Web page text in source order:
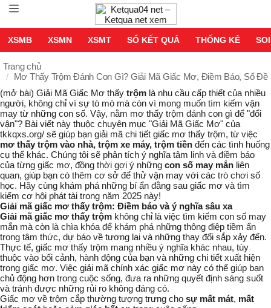
XSMB XSMN XSMT SỔ KẾT QUẢ THỐNG KÊ
Trang chủ
Mơ Thấy Trộm Đánh Con Gì? Giải Mã Giấc Mơ, Điềm Báo, Số Đề
(mở bài) Giải Mã Giấc Mơ thấy trộm là nhu cầu cấp thiết của nhiều
người, không chỉ vì sự tò mò mà còn vì mong muốn tìm kiếm vận
may từ những con số. Vậy, nằm mơ thấy trộm đánh con gì để "đổi
vận"? Bài viết này thuộc chuyên mục "Giải Mã Giấc Mơ" của
tkkqxs.org/ sẽ giúp bạn giải mã chi tiết giấc mơ thấy trộm, từ việc
mơ thấy trộm vào nhà, trộm xe máy, trộm tiền đến các tình huống
cụ thể khác. Chúng tôi sẽ phân tích ý nghĩa tâm linh và điềm báo
của từng giấc mơ, đồng thời gợi ý những con số may mắn liên
quan, giúp bạn có thêm cơ sở để thử vận may với các trò chơi số
học. Hãy cùng khám phá những bí ẩn đằng sau giấc mơ và tìm
kiếm cơ hội phát tài trong năm 2025 này!
Giải mã giấc mơ thấy trộm: Điềm báo và ý nghĩa sâu xa
Giải mã giấc mơ thấy trộm không chỉ là việc tìm kiếm con số may
mắn mà còn là chìa khóa để khám phá những thông điệp tiềm ẩn
trong tâm thức, dự báo về tương lai và những thay đổi sắp xảy đến.
Thực tế, giấc mơ thấy trộm mang nhiều ý nghĩa khác nhau, tùy
thuộc vào bối cảnh, hành động của bạn và những chi tiết xuất hiện
trong giấc mơ. Việc giải mã chính xác giấc mơ này có thể giúp bạn
chủ động hơn trong cuộc sống, đưa ra những quyết định sáng suốt
và tránh được những rủi ro không đáng có.
Giấc mơ về trộm cắp thường tượng trưng cho sự mất mát, mất